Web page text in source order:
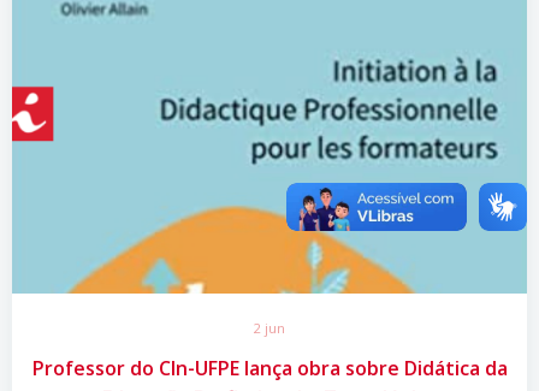
2 jun
Professor do CIn-UFPE lança obra sobre Didática da